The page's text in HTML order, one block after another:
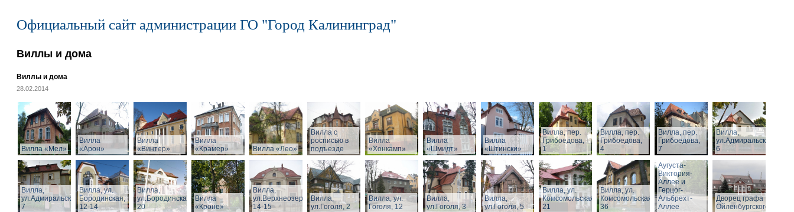
Официальный сайт администрации ГО "Город Калининград"
Виллы и дома
Виллы и дома
28.02.2014
Вилла «Мел»
Вилла
«Арон»
Вилла
«Винтер»
Вилла
«Крамер»
Вилла «Лео»
Вилла с
росписью в
подъезде
Вилла
«Хонкамп»
Вилла
«Шмидт»
Вилла
«Штински»
Вилла, пер.
Грибоедова,
1
Вилла, пер.
Грибоедова,
4
Вилла, пер.
Грибоедова,
7
Вилла,
ул.Адмиральская,
6
Вилла,
ул.Адмиральская,
7
Вилла, ул.
Бородинская,
12-14
Вилла,
ул.Бородинская,
20
Вилла
«Кроне»
Вилла,
ул.Верхнеозерная,
14-15
Вилла,
ул.Гоголя, 2
Вилла, ул.
Гоголя, 12
Вилла,
ул.Гоголя, 3
Вилла,
ул.Гоголя, 5
Вилла, ул.
Комсомольская,
21
Вилла, ул.
Комсомольская,
36
Виллы по
Аугуста-
Виктория-
Аллее и
Герцог-
Альбрехт-
Аллее
Дворец графа
Ойленбургского